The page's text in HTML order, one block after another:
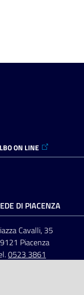
ON LINE
DI PIACENZA
Cavalli, 35
Piacenza
0523 3861